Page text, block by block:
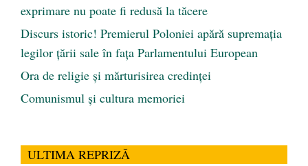
exprimare nu poate fi redusă la tăcere
Discurs istoric! Premierul Poloniei apără supremația
legilor țării sale în fața Parlamentului European
Ora de religie şi mărturisirea credinţei
Comunismul şi cultura memoriei
ULTIMA REPRIZĂ